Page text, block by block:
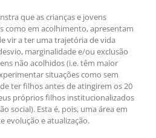
que as crianças e jovens
como em acolhimento, apresentam
vir a ter uma trajetória de vida
marginalidade e/ou exclusão
não acolhidos (i.e. têm maior
situações como sem
ter filhos antes de atingirem os 20
próprios filhos institucionalizados
social). Esta é, pois, uma área em
evolução e atualização.